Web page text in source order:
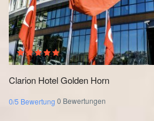
Clarion Hotel Golden Horn
0/5 Bewertung 0 Bewertungen